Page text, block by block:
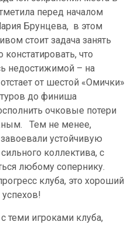
перед началом
Брунцева, в этом
стоит задача занять
что
недостижимой – на
от шестой «Омички»
до финиша
очковые потери
Тем не менее,
устойчивую
коллектива, с
любому сопернику.
клуба, это хороший
теми игроками клуба,